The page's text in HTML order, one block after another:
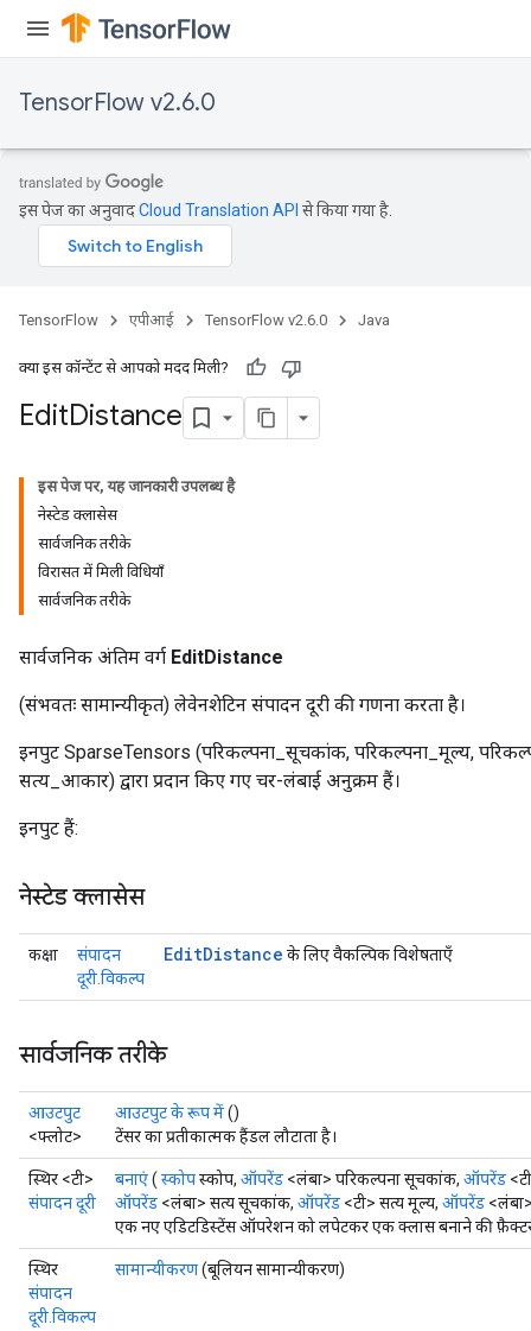
TensorFlow v2.6.0
इस पेज का अनुवादCloud Translation API से किया गया है.
TensorFlow एपीआई TensorFlow v2.6.0 Java
क्या इस कॉन्टेंट से आपको मदद मिली?
EditDistance
इस पेज पर, यह जानकारी उपलब्ध है
नेस्टेड क्लासेस
सार्वजनिक तरीके
विरासत में मिली विधियाँ
सार्वजनिक तरीके
सार्वजनिक अंतिम वर्ग EditDistance
(संभवतः सामान्यीकृत) लेवेनशेटिन संपादन दूरी की गणना करता है।
इनपुट SparseTensors (परिकल्पना_सूचकांक, परिकल्पना_मूल्य,
सत्य_आकार) द्वारा प्रदान किए गए चर-लंबाई अनुक्रम हैं।
इनपुट हैं:
नेस्टेड क्लासेस
कक्षा
संपादन
दूरी.विकल्प
EditDistance के लिए वैकल्पिक विशेषताएँ
सार्वजनिक तरीके
आउटपुट
<फ्लोट>
आउटपुट के रूप में()
टेंसर का प्रतीकात्मक हैंडल लौटाता है।
स्थिर <टी>
संपादन दूरी
बनाएं( स्कोपस्कोप, ऑपरेंड <लंबा> परिकल्पना सूचकांक, ऑपरेंड
ऑपरेंड <लंबा> सत्य सूचकांक, ऑपरेंड <टी> सत्य मूल्य, ऑपरेंड
एक नए एडिटडिस्टेंस ऑपरेशन को लपेटकर एक क्लास बनाने की
स्थिर
संपादन
दूरी.विकल्प
सामान्यीकरण(बूलियन सामान्यीकरण)